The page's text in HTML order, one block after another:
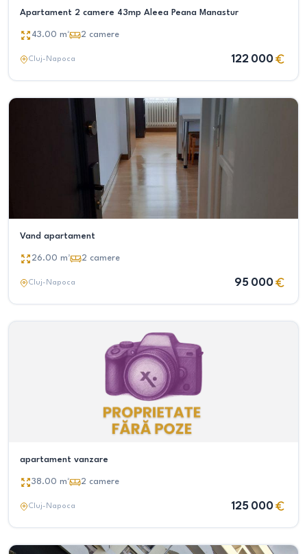
Apartament 2 camere 43mp Aleea Peana Manastur
43.00 m² 2 camere
Cluj-Napoca 122 000
Vand apartament
26.00 m² 2 camere
Cluj-Napoca 95 000
apartament vanzare
38.00 m² 2 camere
Cluj-Napoca 125 000